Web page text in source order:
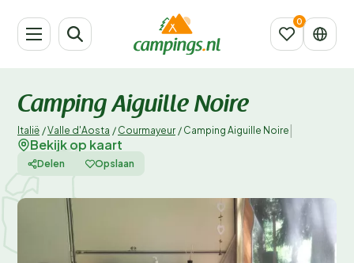
Camping Aiguille Noire
Italië /Valle d'Aosta / Courmayeur / Camping Aiguille Noire
Bekijk op kaart
Delen Opslaan